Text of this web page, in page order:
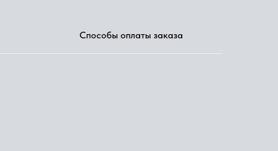
Способы оплаты заказа